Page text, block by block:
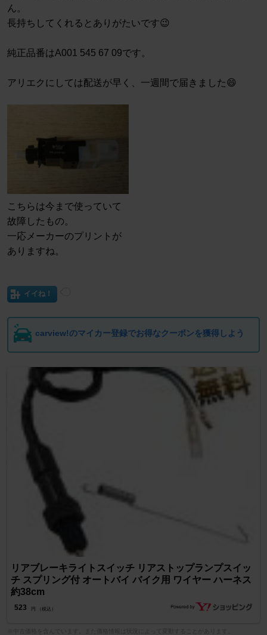
ん。
長持ちしてくれるとありがたいです😉
純正品番はA001 545 67 09です。
アリエクにしては配送が早く、一週間で届きました😄
こちらは今まで使っていて
故障したもの。
一応メーカーのプリントが
ありますね。
イイね！
carview!のマイカー登録でお得なクーポンを獲得しよう
リアブレーキライトスイッチ リアストップランプスイッ
チ スプリング付 オートバイ バイク用 ワイヤー ハーネス
約38cm
523 円 （税込）